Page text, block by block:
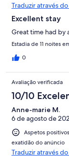
Traduzir através
Excellent stay
Great time had by
Estadia de 11 noites
0
Avaliação verificada
10/10
Anne-marie M.
6 de agosto de
Aspetos
exatidão do anúncio
Traduzir através